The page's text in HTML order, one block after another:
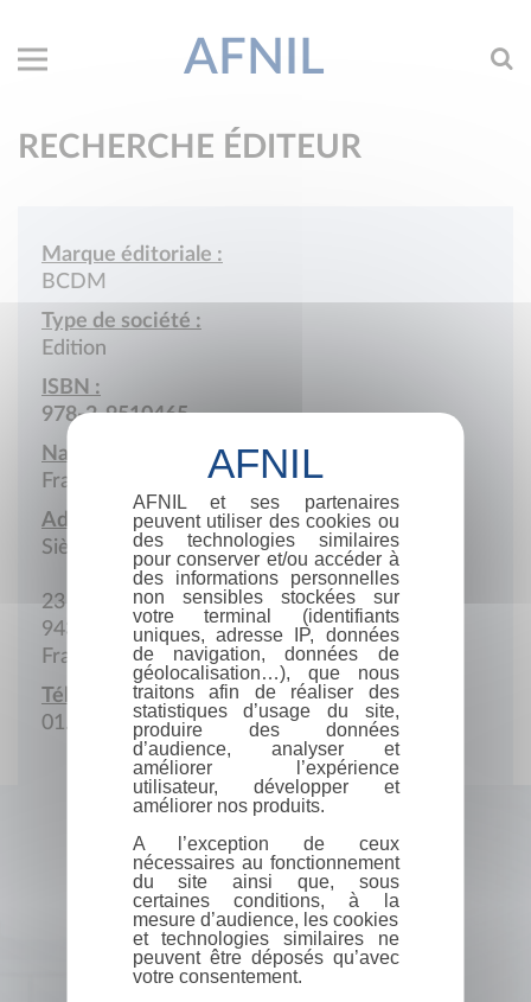
AFNIL
RECHERCHE ÉDITEUR
Marque éditoriale :
BCDM
Type de société :
Edition
ISBN :
978-2-9510465
Nationalité :
France
Adresse :
Siège social
23 quai Louis Ferber
94360 Bry-sur-Marne
France
Téléphone :
01.48.82.10.30
AFNIL et ses partenaires
peuvent utiliser des cookies ou
des technologies similaires
pour conserver et/ou accéder à
des informations personnelles
non sensibles stockées sur
votre terminal (identifiants
uniques, adresse IP, données
de navigation, données de
géolocalisation…), que nous
traitons afin de réaliser des
statistiques d’usage du site,
produire des données
d’audience, analyser et
améliorer l’expérience
utilisateur, développer et
améliorer nos produits.
A l’exception de ceux
nécessaires au fonctionnement
du site ainsi que, sous
certaines conditions, à la
mesure d’audience, les cookies
et technologies similaires ne
peuvent être déposés qu’avec
votre consentement.